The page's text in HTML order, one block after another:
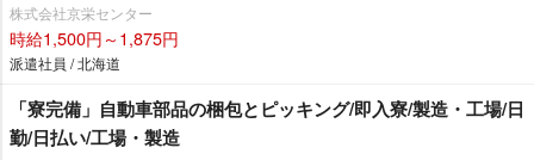
株式会社京栄センター
時給1,500円～1,875円
派遣社員 / 北海道
「寮完備」自動車部品の梱包とピッキング/即入寮/製造・工場/日
勤/日払い/工場・製造